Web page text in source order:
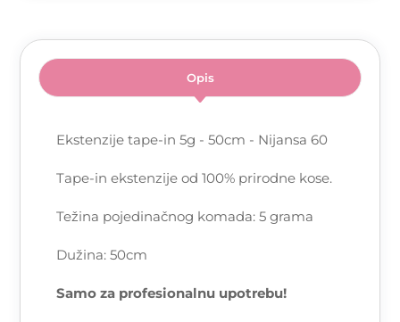
Opis
Ekstenzije tape-in 5g - 50cm - Nijansa 60
Tape-in ekstenzije od 100% prirodne kose.
Težina pojedinačnog komada: 5 grama
Dužina: 50cm
Samo za profesionalnu upotrebu!